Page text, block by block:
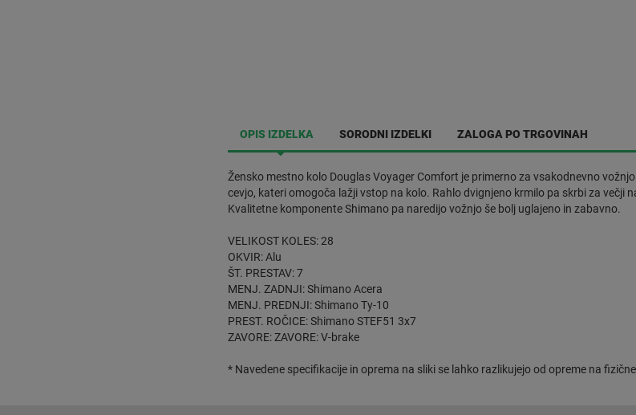
OPIS IZDELKA SORODNI IZDELKI ZALOGA PO TRGOVINAH
Žensko mestno kolo Douglas Voyager Comfort je primerno za vsakodnevno
cevjo, kateri omogoča lažji vstop na kolo. Rahlo dvignjeno krmilo pa skrbi za
Kvalitetne komponente Shimano pa naredijo vožnjo še bolj uglajeno in zabavno.
VELIKOST KOLES: 28
OKVIR: Alu
ŠT. PRESTAV: 7
MENJ. ZADNJI: Shimano Acera
MENJ. PREDNJI: Shimano Ty-10
PREST. ROČICE: Shimano STEF51 3x7
ZAVORE: ZAVORE: V-brake
* Navedene specifikacije in oprema na sliki se lahko razlikujejo od opreme na